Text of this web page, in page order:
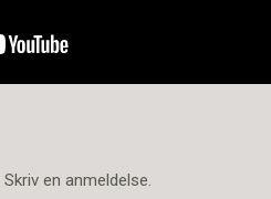
Skriv en anmeldelse.